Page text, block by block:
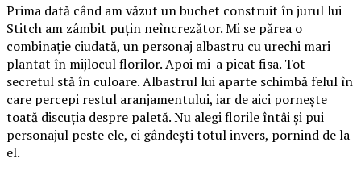
Prima dată când am văzut un buchet construit în jurul lui
Stitch am zâmbit puțin neîncrezător. Mi se părea o
combinație ciudată, un personaj albastru cu urechi mari
plantat în mijlocul florilor. Apoi mi-a picat fisa. Tot
secretul stă în culoare. Albastrul lui aparte schimbă felul în
care percepi restul aranjamentului, iar de aici pornește
toată discuția despre paletă. Nu alegi florile întâi și pui
personajul peste ele, ci gândești totul invers, pornind de la
el.